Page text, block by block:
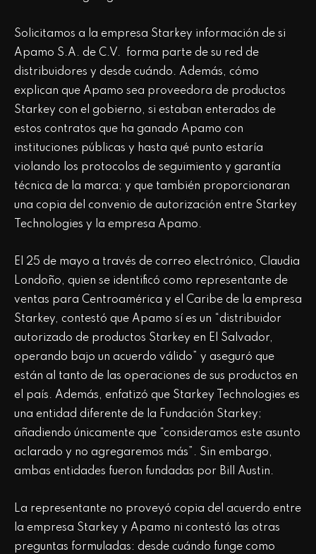
Solicitamos a la empresa Starkey información de si
Apamo S.A. de C.V. forma parte de su red de
distribuidores y desde cuándo. Además, cómo
explican que Apamo sea proveedora de productos
Starkey con el gobierno, si estaban enterados de
estos contratos que ha ganado Apamo con
instituciones públicas y hasta qué punto estaría
violando los protocolos de seguimiento y garantía
técnica de la marca; y que también proporcionaran
una copia del convenio de autorización entre Starkey
Technologies y la empresa Apamo.
El 25 de mayo a través de correo electrónico, Claudia
Londoño, quien se identificó como representante de
ventas para Centroamérica y el Caribe de la empresa
Starkey, contestó que Apamo sí es un “distribuidor
autorizado de productos Starkey en El Salvador,
operando bajo un acuerdo válido” y aseguró que
están al tanto de las operaciones de sus productos en
el país. Además, enfatizó que Starkey Technologies es
una entidad diferente de la Fundación Starkey;
añadiendo únicamente que “consideramos este asunto
aclarado y no agregaremos más”. Sin embargo,
ambas entidades fueron fundadas por Bill Austin.
La representante no proveyó copia del acuerdo entre
la empresa Starkey y Apamo ni contestó las otras
preguntas formuladas: desde cuándo funge como